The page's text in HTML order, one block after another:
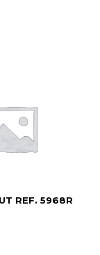
REF. 5968R